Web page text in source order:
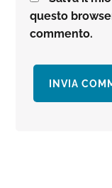
questo
commento.